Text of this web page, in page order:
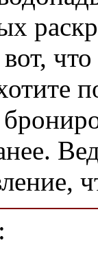
что